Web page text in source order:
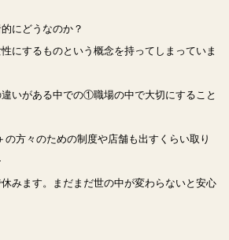
にどうなのか？
にするものという概念を持ってしまっていま
違いがある中での①職場の中で大切にすること
の方々のための制度や店舗も出すくらい取り
みます。まだまだ世の中が変わらないと安心